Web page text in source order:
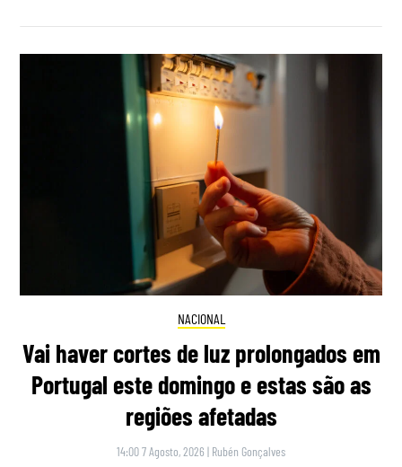
NACIONAL
Vai haver cortes de luz prolongados em
Portugal este domingo e estas são as
regiões afetadas
14:00 7 Agosto, 2026 | Rubén Gonçalves